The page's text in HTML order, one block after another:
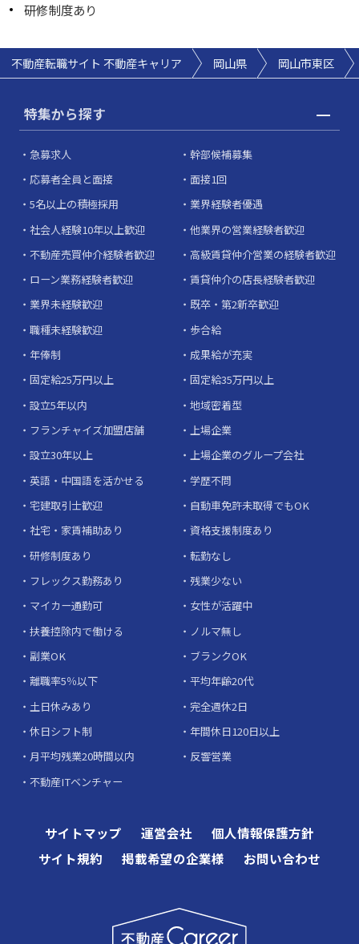
研修制度あり
不動産転職サイト 不動産キャリア 岡山県 岡山市東区
特集から探す
急募求人
幹部候補募集
応募者全員と面接
面接1回
5名以上の積極採用
業界経験者優遇
社会人経験10年以上歓迎
他業界の営業経験者歓迎
不動産売買仲介経験者歓迎
高級賃貸仲介営業の経験者歓迎
ローン業務経験者歓迎
賃貸仲介の店長経験者歓迎
業界未経験歓迎
既卒・第2新卒歓迎
職種未経験歓迎
歩合給
年俸制
成果給が充実
固定給25万円以上
固定給35万円以上
設立5年以内
地域密着型
フランチャイズ加盟店舗
上場企業
設立30年以上
上場企業のグループ会社
英語・中国語を活かせる
学歴不問
宅建取引士歓迎
自動車免許未取得でもOK
社宅・家賃補助あり
資格支援制度あり
研修制度あり
転勤なし
フレックス勤務あり
残業少ない
マイカー通勤可
女性が活躍中
扶養控除内で働ける
ノルマ無し
副業OK
ブランクOK
離職率5％以下
平均年齢20代
土日休みあり
完全週休2日
休日シフト制
年間休日120日以上
月平均残業20時間以内
反響営業
不動産ITベンチャー
サイトマップ 運営会社
個人情報保護方針
サイト規約
掲載希望の企業様 お問い合わせ